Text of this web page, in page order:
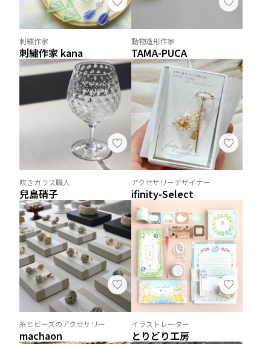
刺繍作家
刺繍作家 kana
動物造形作家
TAMA-PUCA
吹きガラス職人
兒島硝子
アクセサリーデザイナー
ifinity-Select
糸とビーズのアクセサリー
machaon
イラストレーター
とりどり工房